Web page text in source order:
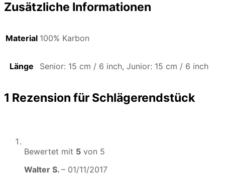
Zusätzliche Informationen
Material 100% Karbon
Länge Senior: 15 cm / 6 inch, Junior: 15 cm / 6 inch
1 Rezension für Schlägerendstück
Bewertet mit 5 von 5
Walter S. – 01/11/2017